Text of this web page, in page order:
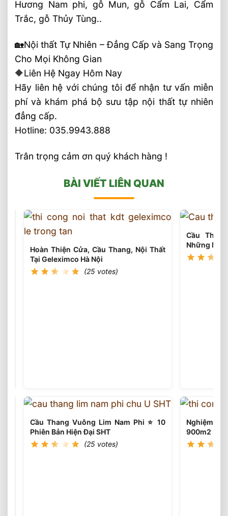
Hương Nam phi, gỗ Mun, gỗ Cẩm Lai, Cẩm
Trắc, gỗ Thủy Tùng..
🏡Nội thất Tự Nhiên – Đẳng Cấp và Sang Trọng
Cho Mọi Không Gian
🔶Liên Hệ Ngay Hôm Nay
Hãy liên hệ với chúng tôi để nhận tư vấn miễn
phí và khám phá bộ sưu tập nội thất tự nhiên
đẳng cấp.
Hotline: 035.9943.888
Trân trọng cảm ơn quý khách hàng !
BÀI VIẾT LIÊN QUAN
Siêu
Khủng
Món
Hoàn Thiện Cửa, Cầu Thang, Nội Thất
Tại Geleximco Hà Nội
(25 votes)
Cầu Thang Vuông Lim Nam Phi ⭐️ 10
Phiên Bản Hiện Đại SHT
(25 votes)
Cầu
Những
Nghiệm
900m2 Ba